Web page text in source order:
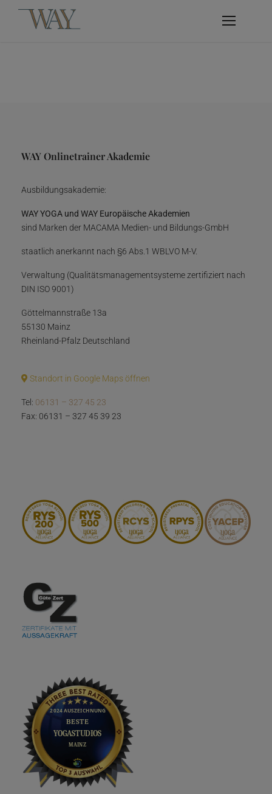
WAY Onlinetrainer Akademie
Ausbildungsakademie:
WAY YOGA und WAY Europäische Akademien
sind Marken der MACAMA Medien- und Bildungs-GmbH
staatlich anerkannt nach §6 Abs.1 WBLVO M-V.
Verwaltung (Qualitätsmanagementsysteme zertifiziert nach
DIN ISO 9001)
Göttelmannstraße 13a
55130 Mainz
Rheinland-Pfalz Deutschland
Standort in Google Maps öffnen
Tel: 06131 – 327 45 23
Fax: 06131 – 327 45 39 23